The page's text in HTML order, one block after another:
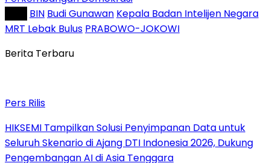
BIN Budi Gunawan Kepala Badan Intelijen Negara
MRT Lebak Bulus PRABOWO-JOKOWI
Berita Terbaru
Pers Rilis
HIKSEMI Tampilkan Solusi Penyimpanan Data untuk
Seluruh Skenario di Ajang DTI Indonesia 2026, Dukung
Pengembangan AI di Asia Tenggara